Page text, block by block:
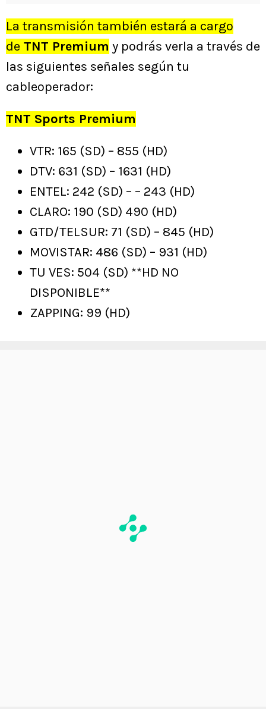
La transmisión también estará a cargo
de TNT Premium y podrás verla a través de
las siguientes señales según tu
cableoperador:
TNT Sports Premium
VTR: 165 (SD) – 855 (HD)
DTV: 631 (SD) – 1631 (HD)
ENTEL: 242 (SD) – – 243 (HD)
CLARO: 190 (SD) 490 (HD)
GTD/TELSUR: 71 (SD) – 845 (HD)
MOVISTAR: 486 (SD) – 931 (HD)
TU VES: 504 (SD) **HD NO
DISPONIBLE**
ZAPPING: 99 (HD)